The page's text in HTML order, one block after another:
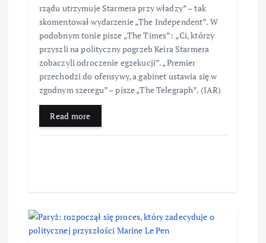
rządu utrzymuje Starmera przy władzy” – tak
skomentował wydarzenie „The Independent”. W
podobnym tonie pisze „The Times”: „Ci, którzy
przyszli na polityczny pogrzeb Keira Starmera
zobaczyli odroczenie egzekucji”. „Premier
przechodzi do ofensywy, a gabinet ustawia się w
zgodnym szeregu” – pisze „The Telegraph”. (IAR)
Read more